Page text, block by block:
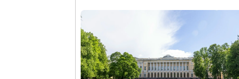
Программы и мероприятия
Социально-культурные проекты